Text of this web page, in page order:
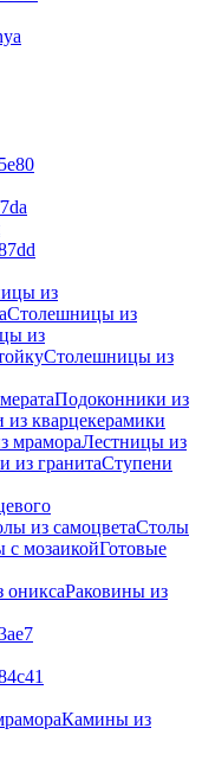
из
Столешницы из
из
Столешницы из
Подоконники из
кварцекерамики
мрамораЛестницы из
из гранитаСтупени
из самоцветаСтолы
с мозаикойГотовые
ониксаРаковины из
Камины из